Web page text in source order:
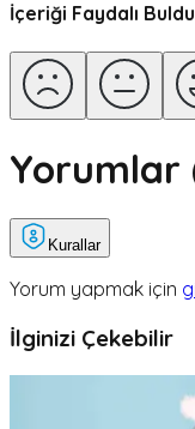
İçeriği Faydalı
Yorumlar
Kurallar
Yorum yapmak için
İlginizi Çekebilir